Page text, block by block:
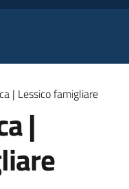
| Lessico famigliare
|